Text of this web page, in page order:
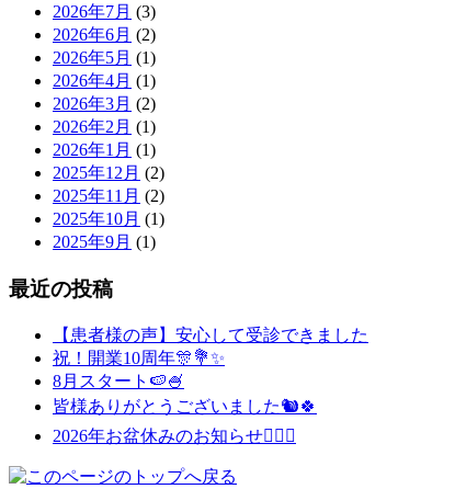
2026年7月 (3)
2026年6月 (2)
2026年5月 (1)
2026年4月 (1)
2026年3月 (2)
2026年2月 (1)
2026年1月 (1)
2025年12月 (2)
2025年11月 (2)
2025年10月 (1)
2025年9月 (1)
最近の投稿
【患者様の声】安心して受診できました
祝！開業10周年🎊💐✨
8月スタート🍉🍧
皆様ありがとうございました🐿️🍀
2026年お盆休みのお知らせ💁🏻‍♀️